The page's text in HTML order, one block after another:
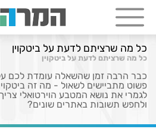
כל מה שרציתם לדעת על ביטקוין
כל מה שרציתם לדעת על ביטקוין
כבר הרבה זמן שהשאלה עומדת לכם
פשוט מתביישים לשאול - מה זה
לגמרי את נושא המטבע הוירטואלי
ולחפש תשובות באתרים שונים?